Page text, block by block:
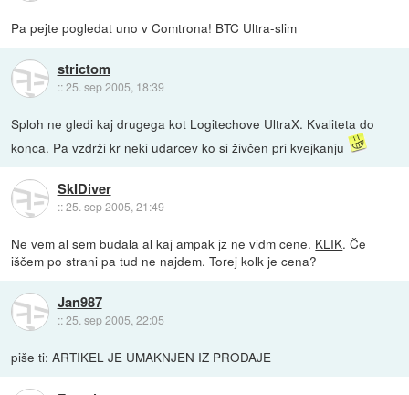
Pa pejte pogledat uno v Comtrona! BTC Ultra-slim
strictom
::25. sep 2005, 18:39
Sploh ne gledi kaj drugega kot Logitechove UltraX. Kvaliteta do
konca. Pa vzdrži kr neki udarcev ko si živčen pri kvejkanju
SkIDiver
::25. sep 2005, 21:49
Ne vem al sem budala al kaj ampak jz ne vidm cene. KLIK. Če
iščem po strani pa tud ne najdem. Torej kolk je cena?
Jan987
::25. sep 2005, 22:05
piše ti: ARTIKEL JE UMAKNJEN IZ PRODAJE